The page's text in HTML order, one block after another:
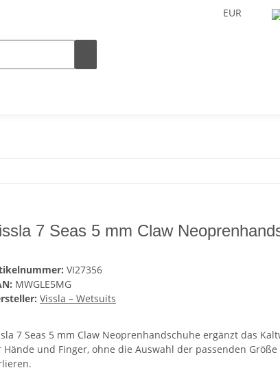
EUR
7 Seas 5 mm Claw
VI27356
MWGLE5MG
Vissla – Wetsuits
7 Seas 5 mm Claw Neoprenhandschuhe ergänzt das
Hände und Finger, ohne die Auswahl der passenden Größe